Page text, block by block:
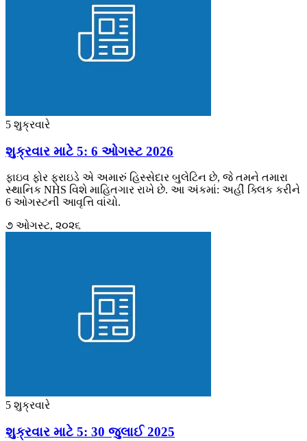
5 શુક્રવારે
શુક્રવાર માટે 5: 6 ઓગસ્ટ 2026
ફાઇવ ફોર ફ્રાઇડે એ અમારું હિસ્સેદાર બુલેટિન છે, જે તમને તમારા
સ્થાનિક NHS વિશે માહિતગાર રાખે છે. આ અંકમાં: અહીં ક્લિક કરીને
6 ઓગસ્ટની આવૃત્તિ વાંચો.
૭ ઓગસ્ટ, ૨૦૨૬
5 શુક્રવારે
શુક્રવાર માટે 5: 30 જુલાઈ 2025